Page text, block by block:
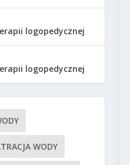
logopedycznej
logopedycznej
WODY